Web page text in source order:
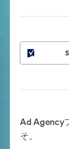
Ad Agency
そ。